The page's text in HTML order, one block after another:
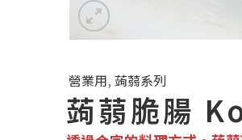
營業用, 蒟蒻系列
蒟蒻脆腸